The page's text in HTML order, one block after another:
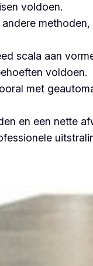
voldoen.
scala aan
voldoen.
met
en een nette